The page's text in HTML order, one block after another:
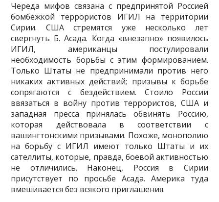
Череда мифов связана с предпринятой Россией
бомбежкой террористов ИГИЛ на террито­рии
Сирии. США стремятся уже несколько лет
свергнуть Б. Асада. Когда «внезапно» появилось
ИГИЛ, американцы постулировали
необходимость борьбы с этим формированием.
Только Штаты не предпринимали против него
никаких активных действий; призывы к борьбе
сопрягаются с без­действием. Стоило России
ввязаться в войну против террористов, США и
западная пресса приня­лась обвинять Россию,
которая действовала в соответствии с
вашингтонскими призывами. Похо­же, монополию
на борьбу с ИГИЛ имеют только Штаты и их
сателлиты, которые, правда, боевой активностью
не отличились. Наконец, Россия в Сирии
присутствует по просьбе Асада. Америка туда
вмешивается без всякого приглашения.